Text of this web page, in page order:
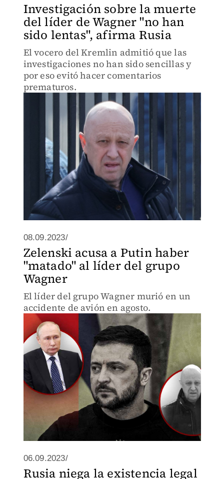
Investigación sobre la muerte
del líder de Wagner "no han
sido lentas", afirma Rusia
El vocero del Kremlin admitió que las
investigaciones no han sido sencillas y
por eso evitó hacer comentarios
prematuros.
08.09.2023/
Zelenski acusa a Putin haber
"matado" al líder del grupo
Wagner
El líder del grupo Wagner murió en un
accidente de avión en agosto.
06.09.2023/
Rusia niega la existencia legal